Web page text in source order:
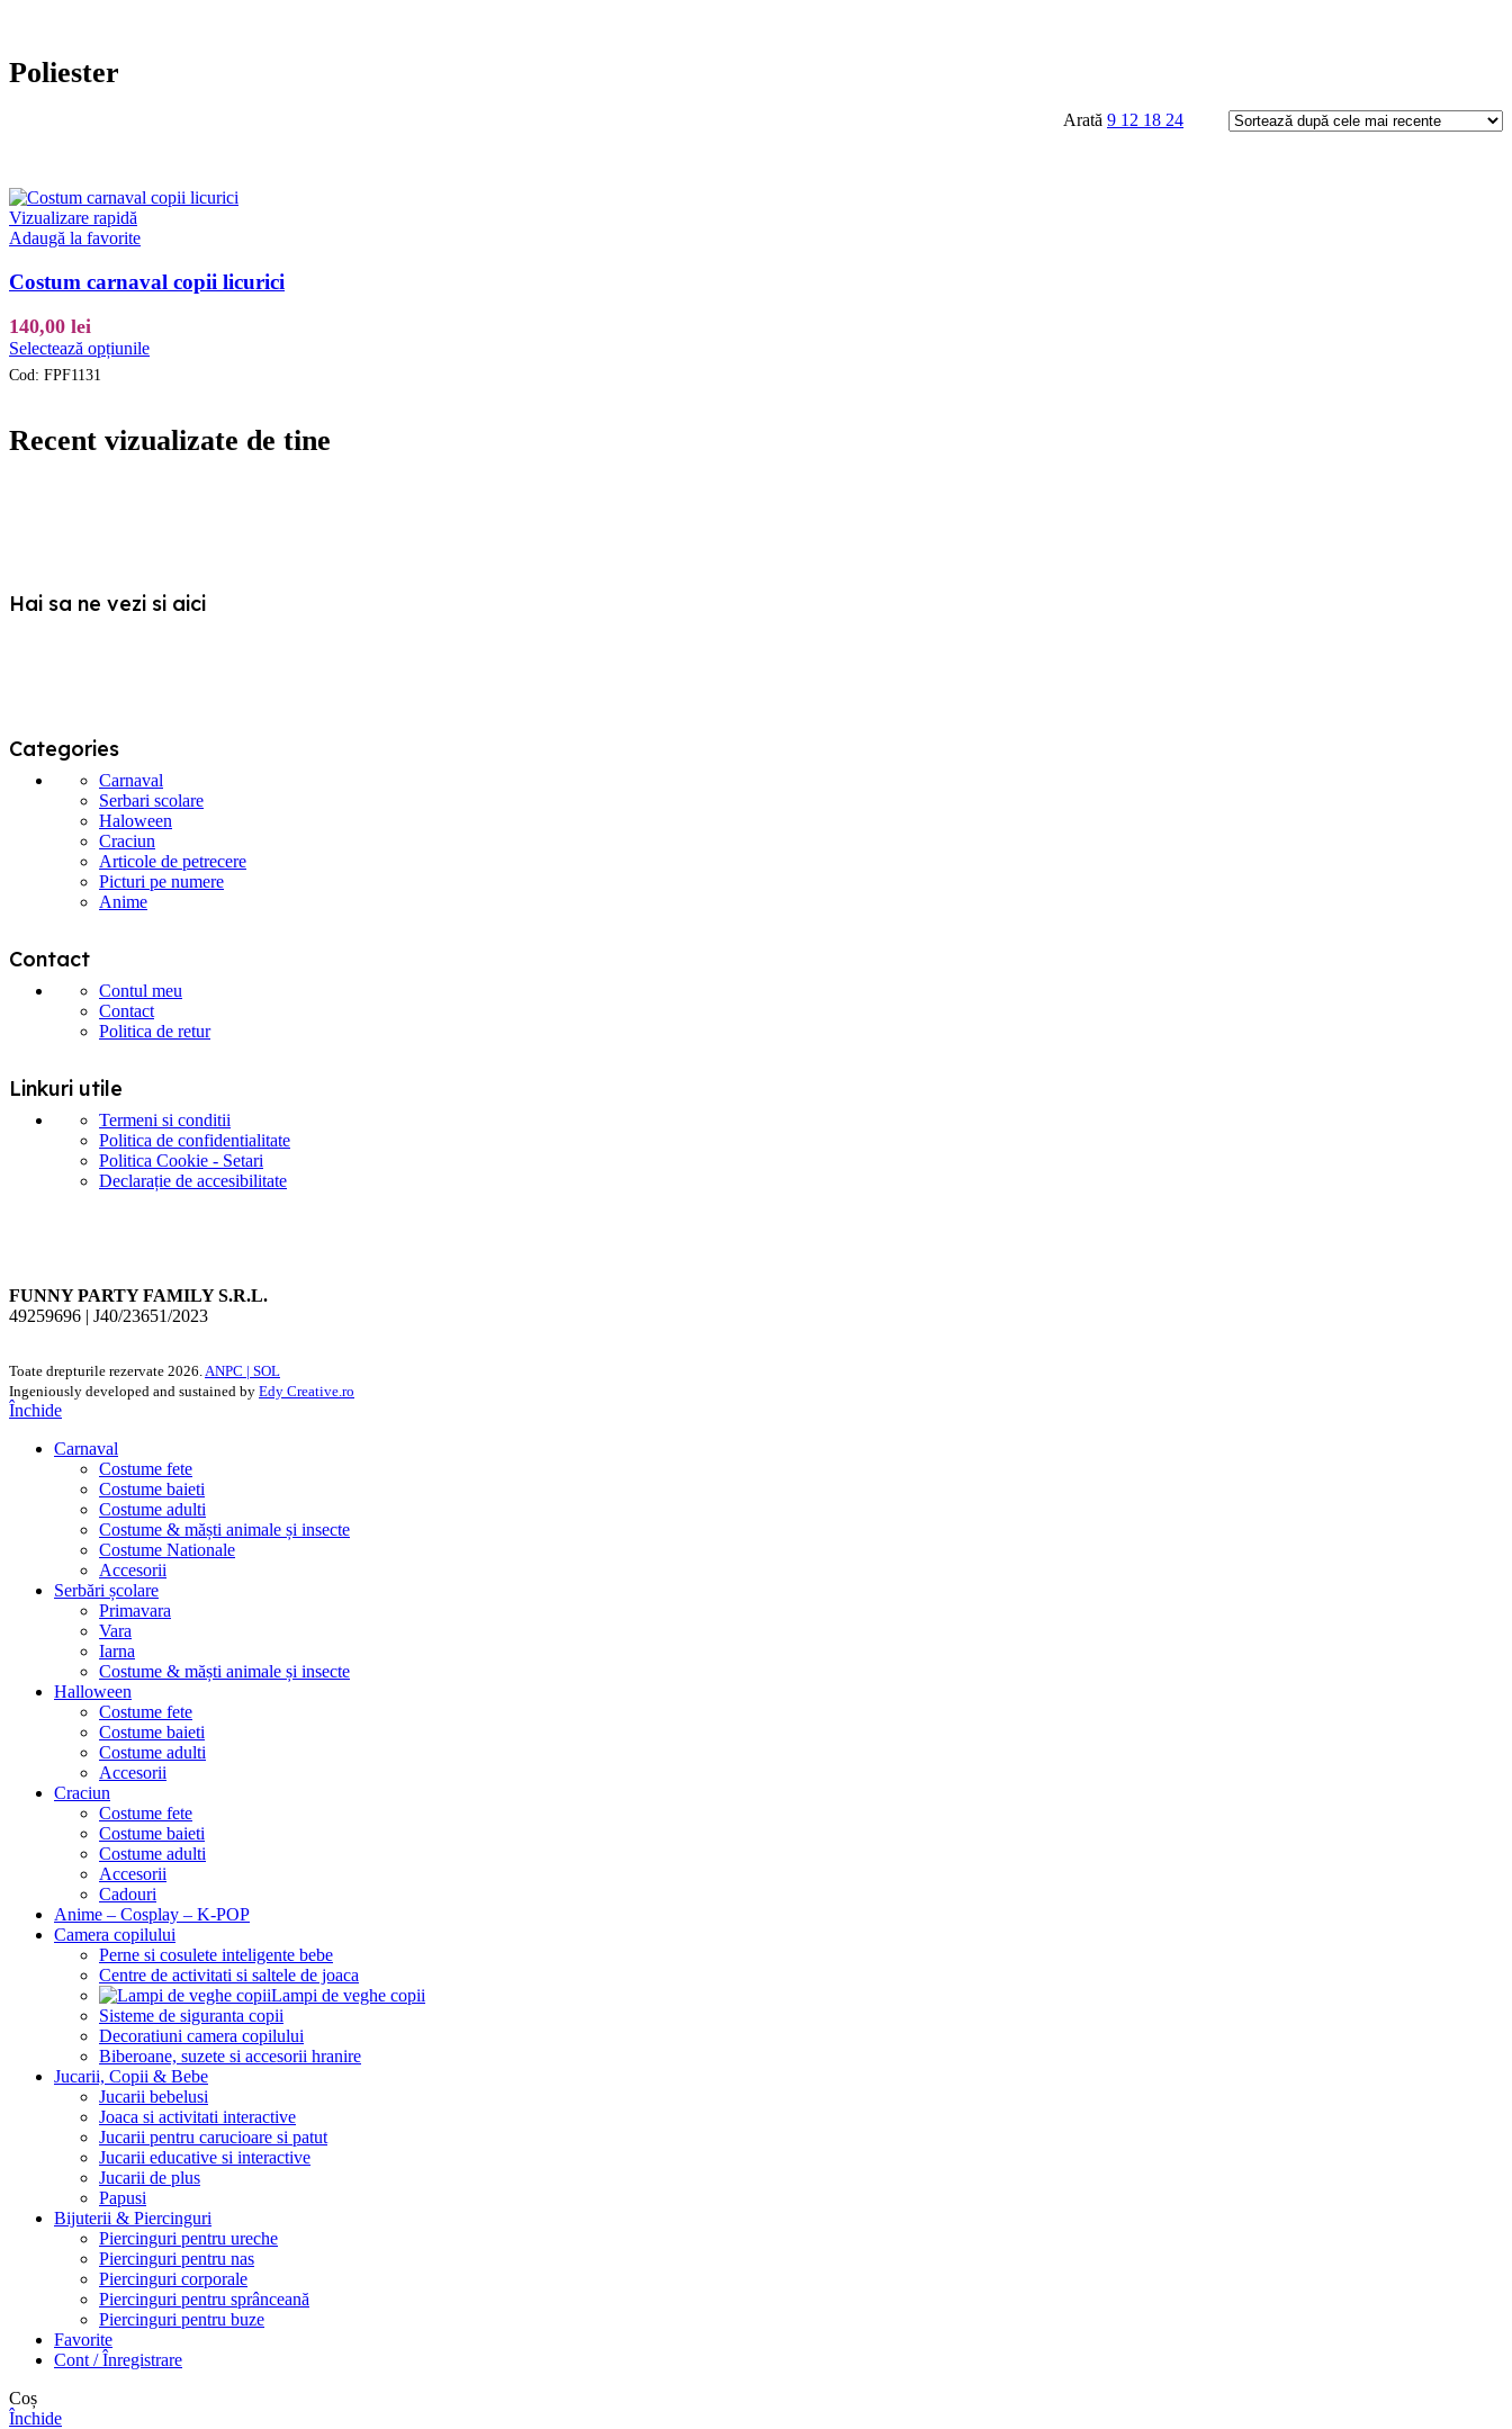
Poliester
Arată 9 12 18 24
Vizualizare rapidă
Adaugă la favorite
Costum carnaval copii licurici
140,00 lei
Selectează opțiunileAcest
multe
variații.
produsului.
Cod: FPF1131
Recent vizualizate de tine
Hai sa ne vezi si aici
Categories
Carnaval
Serbari scolare
Haloween
Craciun
Articole de petrecere
Picturi pe numere
Anime
Contact
Contul meu
Contact
Politica de retur
Linkuri utile
Termeni si conditii
Politica de confidentialitate
Politica Cookie - Setari
Declarație de accesibilitate
FUNNY PARTY FAMILY S.R.L.
49259696 | J40/23651/2023
Toate drepturile rezervate 2026.ANPC | SOL
Ingeniously developed and sustained by Edy Creative.ro
Închide
Carnaval
Costume fete
Costume baieti
Costume adulti
Costume & măști animale și insecte
Costume Nationale
Accesorii
Serbări școlare
Primavara
Vara
Iarna
Costume & măști animale și insecte
Halloween
Costume fete
Costume baieti
Costume adulti
Accesorii
Craciun
Costume fete
Costume baieti
Costume adulti
Accesorii
Cadouri
Anime – Cosplay – K‑POP
Camera copilului
Perne si cosulete inteligente bebe
Centre de activitati si saltele de joaca
Lampi de veghe copii
Sisteme de siguranta copii
Decoratiuni camera copilului
Biberoane, suzete si accesorii hranire
Jucarii, Copii & Bebe
Jucarii bebelusi
Joaca si activitati interactive
Jucarii pentru carucioare si patut
Jucarii educative si interactive
Jucarii de plus
Papusi
Bijuterii & Piercinguri
Piercinguri pentru ureche
Piercinguri pentru nas
Piercinguri corporale
Piercinguri pentru sprânceană
Piercinguri pentru buze
Favorite
Cont / Înregistrare
Coș
Închide